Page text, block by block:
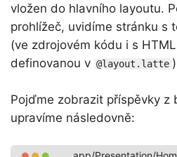
vložen do hlavního layoutu.
prohlížeč, uvidíme stránku s
(ve zdrojovém kódu i s
definovanou v @layout.latte
Pojďme zobrazit příspěvky z
upravíme následovně: